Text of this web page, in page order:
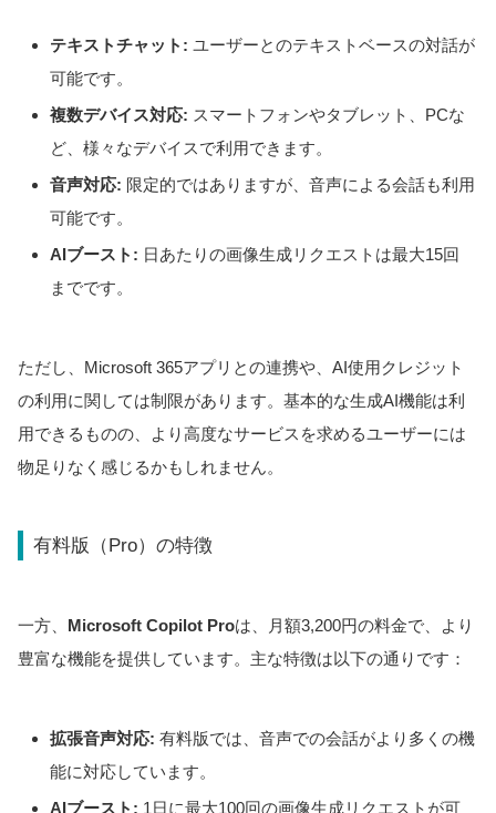
テキストチャット: ユーザーとのテキストベースの対話が
可能です。
複数デバイス対応: スマートフォンやタブレット、PCな
ど、様々なデバイスで利用できます。
音声対応: 限定的ではありますが、音声による会話も利用
可能です。
AIブースト: 日あたりの画像生成リクエストは最大15回
までです。
ただし、Microsoft 365アプリとの連携や、AI使用クレジット
の利用に関しては制限があります。基本的な生成AI機能は利
用できるものの、より高度なサービスを求めるユーザーには
物足りなく感じるかもしれません。
有料版（Pro）の特徴
一方、 Microsoft Copilot Proは、月額3,200円の料金で、より
豊富な機能を提供しています。主な特徴は以下の通りです：
拡張音声対応: 有料版では、音声での会話がより多くの機
能に対応しています。
AIブースト: 1日に最大100回の画像生成リクエストが可